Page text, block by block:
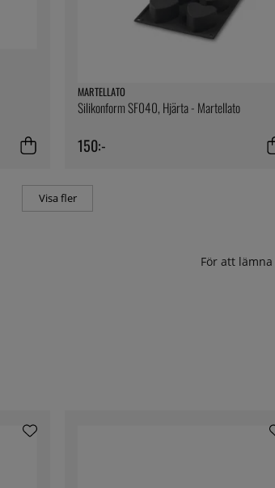
MARTELLATO
Silikonform SF040, Hjärta - Martellato
150:-
Visa fler
För att